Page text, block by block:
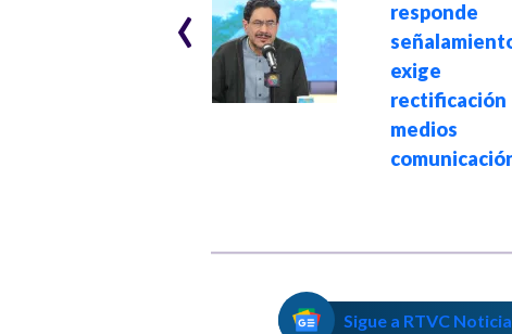
tragedia en Gran
Estación que
exige
‹
Sigue a RTVC